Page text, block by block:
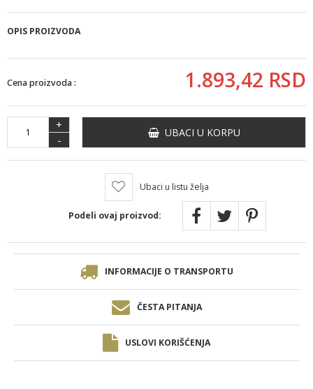
OPIS PROIZVODA
Cena proizvoda : 1.893,42 RSD
+
-
UBACI U KORPU
Ubaci u listu želja
Podeli ovaj proizvod:
INFORMACIJE O TRANSPORTU
ČESTA PITANJA
USLOVI KORIŠĆENJA